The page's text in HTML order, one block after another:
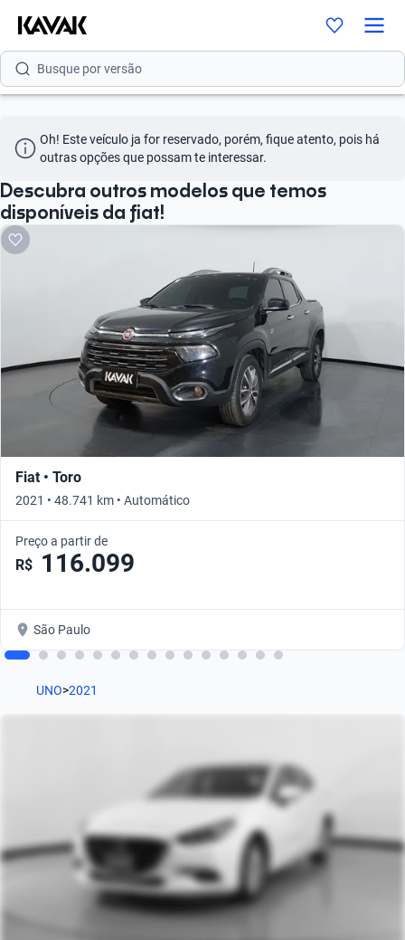
Busque por modelo
Busque por versão
Busque por marca
Busque por modelo
Busque por versão
Oh! Este veículo ja for reservado, porém, fique atento, pois há
outras opções que possam te interessar.
Descubra outros modelos que temos
disponíveis da fiat!
Fiat • Toro
2021 • 48.741 km • Automático
Preço a partir de
R$ 116.099
São Paulo
UNO>2021